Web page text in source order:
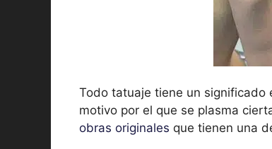
Todo tatuaje tiene un significado
motivo por el que se plasma
obras originales que tienen una